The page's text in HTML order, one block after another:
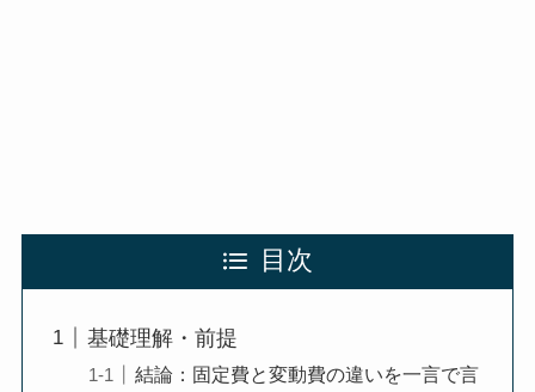
目次
基礎理解・前提
結論：固定費と変動費の違いを一言で言